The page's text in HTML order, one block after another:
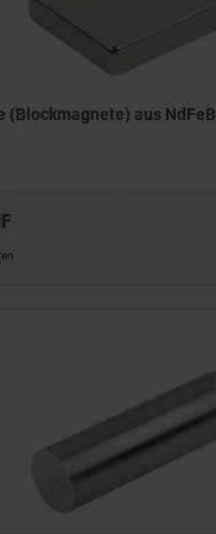
(Blockmagnete) aus NdFeB